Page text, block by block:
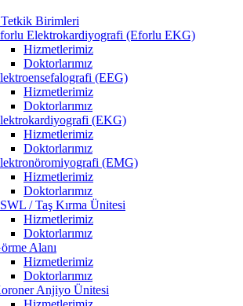
Tetkik Birimleri
Elektrokardiyografi (Eforlu EKG)
Hizmetlerimiz
Doktorlarımız
(EEG)
Hizmetlerimiz
Doktorlarımız
(EKG)
Hizmetlerimiz
Doktorlarımız
(EMG)
Hizmetlerimiz
Doktorlarımız
/ Taş Kırma Ünitesi
Hizmetlerimiz
Doktorlarımız
Alanı
Hizmetlerimiz
Doktorlarımız
Anjiyo Ünitesi